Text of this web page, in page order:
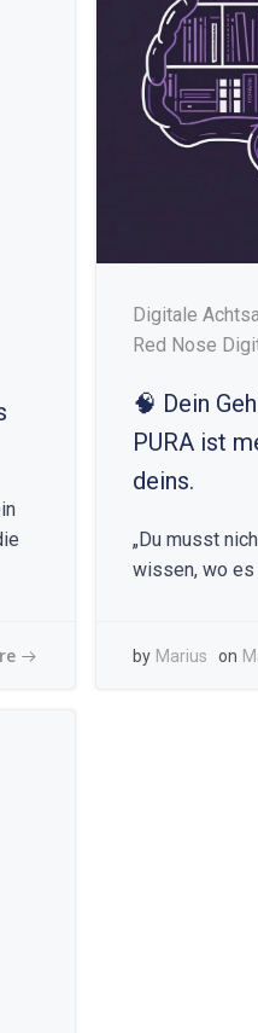
Digitale
Red Nose
🧠 Dein
PURA ist
deins.
„Du musst
wissen, wo es
by Marius on